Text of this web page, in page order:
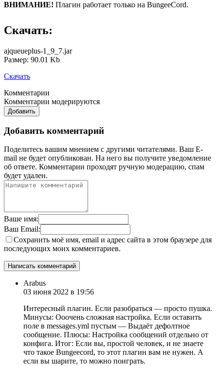
ВНИМАНИЕ! Плагин работает только на BungeeCord.
Скачать:
ajqueueplus-1_9_7.jar
Размер: 90.01 Kb
Скачать
Комментарии
Комментарии модерируются
Добавить
Добавить комментарий
Поделитесь вашим мнением с другими читателями. Ваш E-
mail не будет опубликован. На него вы получите уведомление
об ответе. Комментарии проходят ручную модерацию, спам
будет удален.
Ваше имя:
Ваш Email:
Сохранить моё имя, email и адрес сайта в этом браузере для
последующих моих комментариев.
Arabus
03 июня 2022 в 19:56
Интересный плагин. Если разобраться — просто пушка.
Минусы: Ооочень сложная настройка. Если оставить
поле в messages.yml пустым — Выдаёт дефолтное
сообщение. Плюсы: Настройка сообщений отдельно от
конфига. Итог: Если вы, простой человек, и не знаете
что такое Bungeecord, то этот плагин вам не нужен. А
если вы шарите, то можно поиграть.